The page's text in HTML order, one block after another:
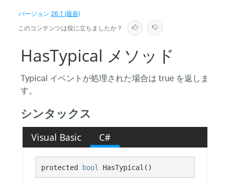
バージョン26.1 (最新)
このコンテンツは役に立ちましたか？
HasTypical メソッド
Typical イベントが処理された場合は true を返しま
す。
シンタックス
Visual Basic C#
protected bool HasTypical()